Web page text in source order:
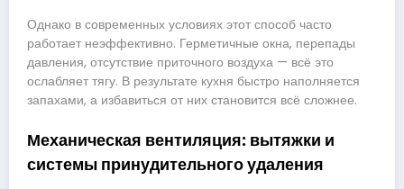
Однако в современных условиях этот способ часто
работает неэффективно. Герметичные окна, перепады
давления, отсутствие приточного воздуха — всё это
ослабляет тягу. В результате кухня быстро наполняется
запахами, а избавиться от них становится всё сложнее.
Механическая вентиляция: вытяжки и
системы принудительного удаления